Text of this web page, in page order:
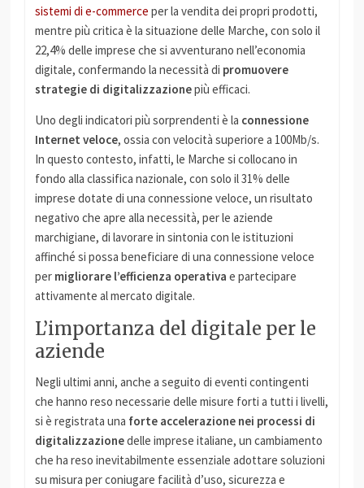
sistemi di e-commerce per la vendita dei propri prodotti,
mentre più critica è la situazione delle Marche, con solo il
22,4% delle imprese che si avventurano nell’economia
digitale, confermando la necessità di promuovere
strategie di digitalizzazionepiù efficaci.
Uno degli indicatori più sorprendenti è la connessione
Internet veloce, ossia con velocità superiore a 100Mb/s.
In questo contesto, infatti, le Marche si collocano in
fondo alla classifica nazionale, con solo il 31% delle
imprese dotate di una connessione veloce, un risultato
negativo che apre alla necessità, per le aziende
marchigiane, di lavorare in sintonia con le istituzioni
affinché si possa beneficiare di una connessione veloce
per migliorare l’efficienza operativa e partecipare
attivamente al mercato digitale.
L’importanza del digitale per le
aziende
Negli ultimi anni, anche a seguito di eventi contingenti
che hanno reso necessarie delle misure forti a tutti i livelli,
si è registrata una forte accelerazione nei processi di
digitalizzazionedelle imprese italiane, un cambiamento
che ha reso inevitabilmente essenziale adottare soluzioni
su misura per coniugare facilità d’uso, sicurezza e